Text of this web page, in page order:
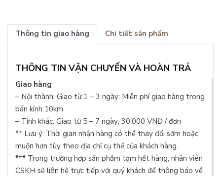
Thông tin giao hàng Chi tiết sản phẩm
THÔNG TIN VẬN CHUYỂN VÀ HOÀN TRẢ
Giao hàng
– Nội thành: Giao từ 1 – 3 ngày; Miễn phí giao hàng trong
bán kính 10km
– Tỉnh khác: Giao từ 5 – 7 ngày; 30.000 VNĐ / đơn
** Lưu ý: Thời gian nhận hàng có thể thay đổi sớm hoặc
muộn hơn tùy theo địa chỉ cụ thể của khách hàng.
*** Trong trường hợp sản phầm tạm hết hàng, nhân viên
CSKH sẽ liên hệ trực tiếp với quý khách để thông báo về